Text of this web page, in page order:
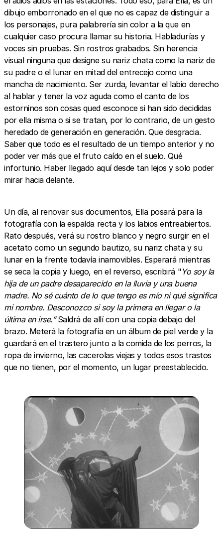
dibujo emborronado en el que no es capaz de distinguir a
los personajes, pura palabrería sin color a la que en
cualquier caso procura llamar su historia. Habladurías y
voces sin pruebas. Sin rostros grabados. Sin herencia
visual ninguna que designe su nariz chata como la nariz de
su padre o el lunar en mitad del entrecejo como una
mancha de nacimiento. Ser zurda, levantar el labio derecho
al hablar y tener la voz aguda como el canto de los
estorninos son cosas qued esconoce si han sido decididas
por ella misma o si se tratan, por lo contrario, de un gesto
heredado de generación en generación. Que desgracia.
Saber que todo es el resultado de un tiempo anterior y no
poder ver más que el fruto caído en el suelo. Qué
infortunio. Haber llegado aquí desde tan lejos y solo poder
mirar hacia delante.
Un día, al renovar sus documentos, Ella posará para la
fotografía con la espalda recta y los labios entreabiertos.
Rato después, verá su rostro blanco y negro surgir en el
acetato como un segundo bautizo, su nariz chata y su
lunar en la frente todavía inamovibles. Esperará mientras
se seca la copia y luego, en el reverso, escribirá "Yo soy la
hija de un padre desaparecido en la lluvia y una buena
madre. No sé cuánto de lo que tengo es mío ni qué significa
mi nombre. Desconozco si soy la primera en llegar o la
última en irse.”Saldrá de allí con una copia debajo del
brazo. Meterá la fotografía en un álbum de piel verde y la
guardará en el trastero junto a la comida de los perros, la
ropa de invierno, las cacerolas viejas y todos esos trastos
que no tienen, por el momento, un lugar preestablecido.